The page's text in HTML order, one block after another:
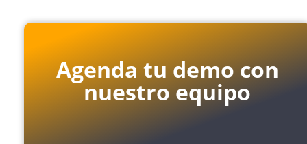
Agenda tu demo con
nuestro equipo